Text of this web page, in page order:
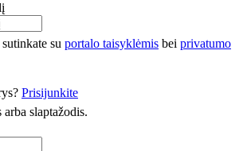
su portalo taisyklėmis bei privatumo
Prisijunkite
arba slaptažodis.